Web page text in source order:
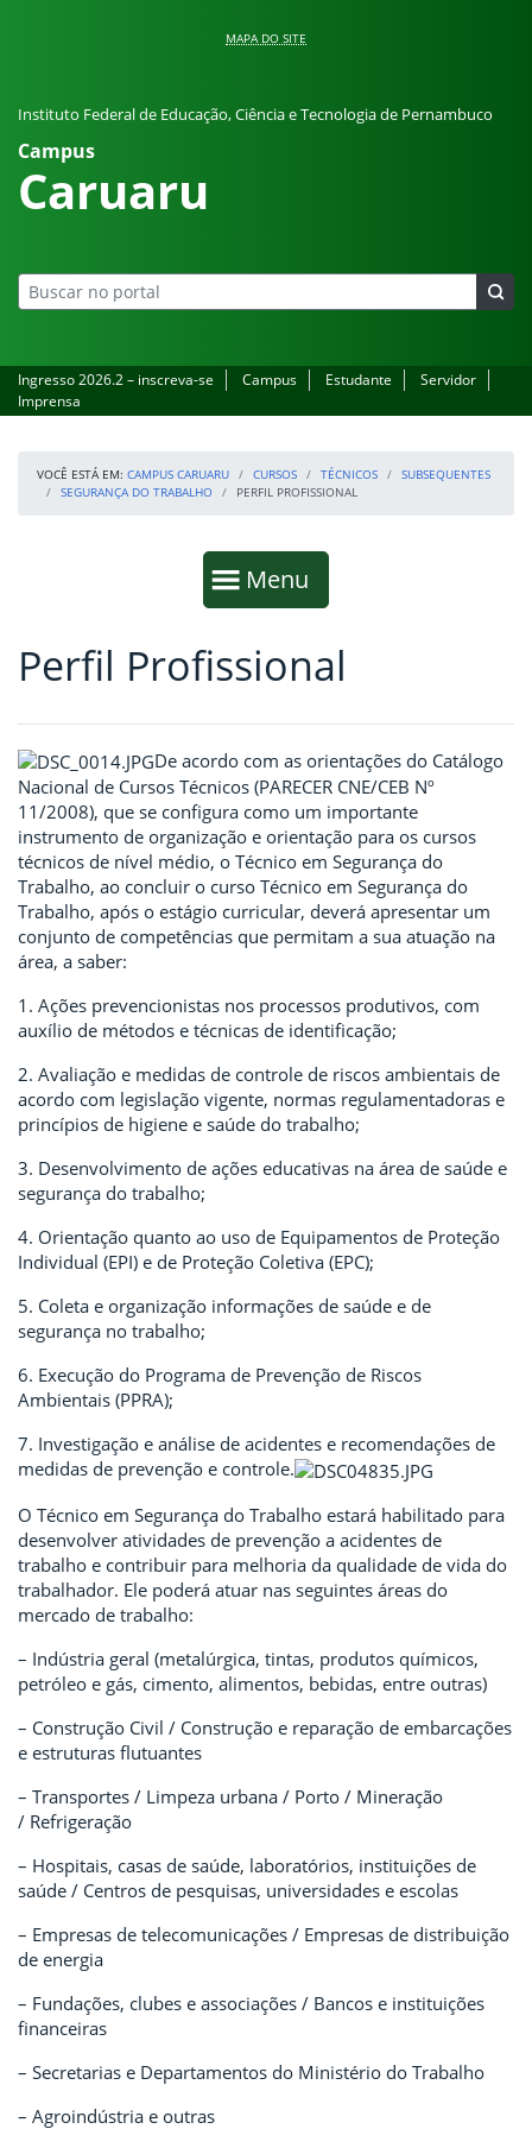
MAPA DO SITE
Instituto Federal de Educação, Ciência e Tecnologia de Pernambuco
Campus
Caruaru
Ingresso 2026.2 – inscreva-se Campus Estudante
Servidor
Imprensa
VOCÊ ESTÁ EM: CAMPUS CARUARU CURSOS TÉCNICOS
SUBSEQUENTES
SEGURANÇA DO TRABALHO
PERFIL PROFISSIONAL
Mostrar
Menu
Fim da navegação
Início do conteúdo
Perfil Profissional
De acordo com as orientações do Catálogo
Nacional de Cursos Técnicos (PARECER CNE/CEB Nº
11/2008), que se configura como um importante
instrumento de organização e orientação para os cursos
técnicos de nível médio, o Técnico em Segurança do
Trabalho, ao concluir o curso Técnico em Segurança do
Trabalho, após o estágio curricular, deverá apresentar um
conjunto de competências que permitam a sua atuação na
área, a saber:
1. Ações prevencionistas nos processos produtivos, com
auxílio de métodos e técnicas de identificação;
2. Avaliação e medidas de controle de riscos ambientais de
acordo com legislação vigente, normas regulamentadoras e
princípios de higiene e saúde do trabalho;
3. Desenvolvimento de ações educativas na área de saúde e
segurança do trabalho;
4. Orientação quanto ao uso de Equipamentos de Proteção
Individual (EPI) e de Proteção Coletiva (EPC);
5. Coleta e organização informações de saúde e de
segurança no trabalho;
6. Execução do Programa de Prevenção de Riscos
Ambientais (PPRA);
7. Investigação e análise de acidentes e recomendações de
medidas de prevenção e controle.
O Técnico em Segurança do Trabalho estará habilitado para
desenvolver atividades de prevenção a acidentes de
trabalho e contribuir para melhoria da qualidade de vida do
trabalhador. Ele poderá atuar nas seguintes áreas do
mercado de trabalho:
– Indústria geral (metalúrgica, tintas, produtos químicos,
petróleo e gás, cimento, alimentos, bebidas, entre outras)
– Construção Civil / Construção e reparação de embarcações
e estruturas flutuantes
– Transportes / Limpeza urbana / Porto / Mineração
/ Refrigeração
– Hospitais, casas de saúde, laboratórios, instituições de
saúde / Centros de pesquisas, universidades e escolas
– Empresas de telecomunicações / Empresas de distribuição
de energia
– Fundações, clubes e associações / Bancos e instituições
financeiras
– Secretarias e Departamentos do Ministério do Trabalho
– Agroindústria e outras